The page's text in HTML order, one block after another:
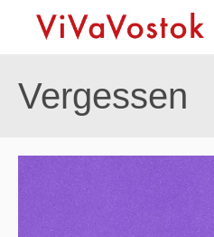
Vergessen